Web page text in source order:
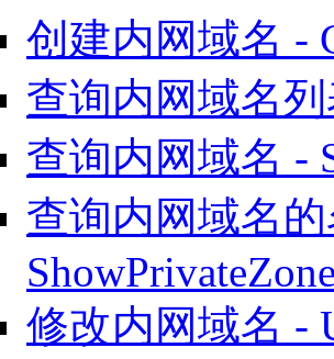
创建内网域名 -
查询内网域名列
查询内网域名 -
查询内网域名
修改内网域名 -